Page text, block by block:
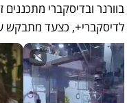
לדיסקברי+, כצעד מתבקש